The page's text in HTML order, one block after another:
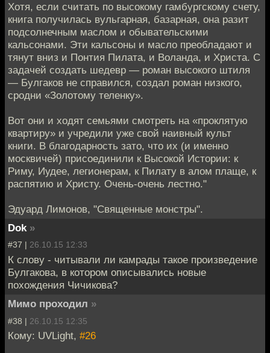
Хотя, если считать по высокому гамбургскому счету,
книга получилась вульгарная, базарная, она разит
подсолнечным маслом и обывательскими
кальсонами. Эти кальсоны и масло преобладают и
тянут вниз и Понтия Пилата, и Воланда, и Христа. С
задачей создать шедевр — роман высокого штиля
— Булгаков не справился, создал роман низкого,
сродни «Золотому теленку».
Вот они и ходят семьями смотреть на «проклятую
квартиру» и учредили уже свой наивный культ
книги. В благодарность зато, что их (и именно
москвичей) присоединили к Высокой Истории: к
Риму, Иудее, легионерам, к Пилату в алом плаще, к
распятию и Христу. Очень-очень лестно."
Эдуард Лимонов, "Священные монстры".
Dok »
#37 | 26.10.15 12:33
К слову - читывали ли камрады такое произведение
Булгакова, в котором описывались новые
похождения Чичикова?
Мимо проходил »
#38 | 26.10.15 12:35
Кому: UVLight, #26